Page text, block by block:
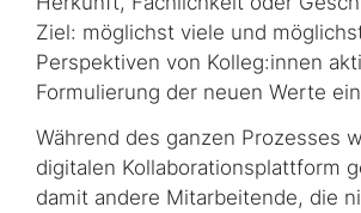
Ziel: möglichst viele und
Perspektiven von Kolleg:innen
Formulierung der neuen Werte
Während des ganzen Prozesses
digitalen Kollaborationsplattform
damit andere Mitarbeitende, die